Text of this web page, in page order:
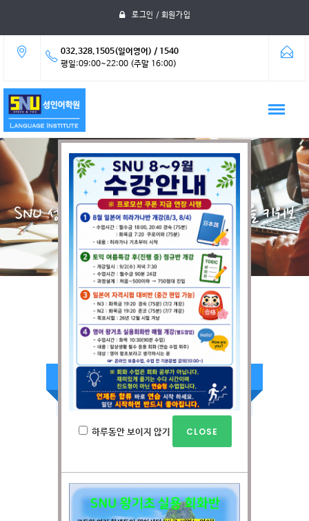
하루동안 보이지 않기
로그인 / 회원가입
032.328.1505(일어영어) / 1540
평일:09:00~22:00 (주말 16:00)
자료실
SNU 성인어학원에서 여러분의 어학실력을 키워보
세요.
전화상담
032-328-1505(일어영어)
평일 : 09:00~22:00
주말 : 09:00~16:00
온라인 청강신청
기업체 출강상담